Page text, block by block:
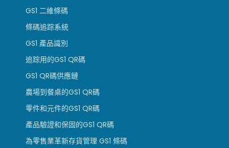
GS1 二維條碼
條碼追踪系統
GS1 產品識別
追踪用的GS1 QR碼
GS1 QR碼供應鏈
農場到餐桌的GS1 QR碼
零件和元件的GS1 QR碼
產品驗證和保固的GS1 QR碼
為零售業革新存貨管理 GS1 條碼